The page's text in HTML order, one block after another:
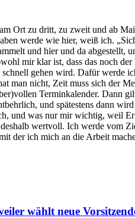
Ort zu dritt, zu zweit und ab
werde wie hier, weiß ich.
und hier und da abgestellt,
mir klar ist, dass das noch
gehen wird. Dafür werde
man nicht, Zeit muss sich der
Terminkalender. Dann
und spätestens dann
und was nur mir wichtig, weil
wertvoll. Ich werde vom
der ich mich an die Arbeit
wählt neue